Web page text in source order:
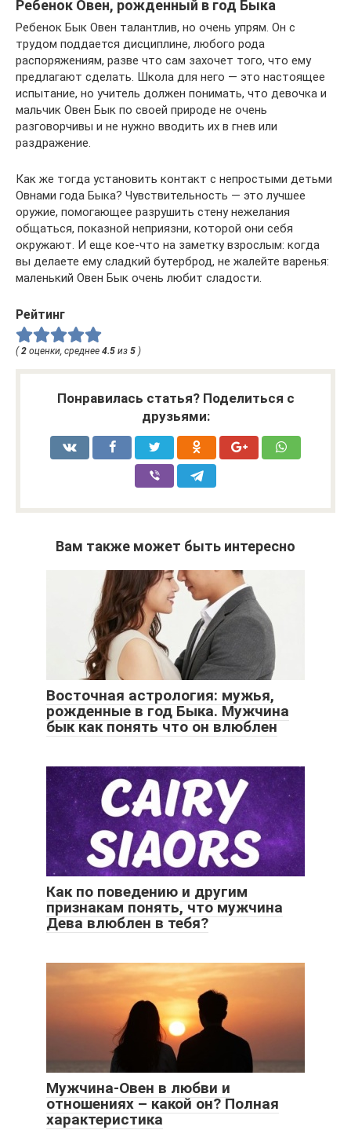
Ребенок Овен, рожденный в год Быка
Ребенок Бык Овен талантлив, но очень упрям. Он с
трудом поддается дисциплине, любого рода
распоряжениям, разве что сам захочет того, что ему
предлагают сделать. Школа для него — это настоящее
испытание, но учитель должен понимать, что девочка и
мальчик Овен Бык по своей природе не очень
разговорчивы и не нужно вводить их в гнев или
раздражение.
Как же тогда установить контакт с непростыми детьми
Овнами года Быка? Чувствительность — это лучшее
оружие, помогающее разрушить стену нежелания
общаться, показной неприязни, которой они себя
окружают. И еще кое-что на заметку взрослым: когда
вы делаете ему сладкий бутерброд, не жалейте варенья:
маленький Овен Бык очень любит сладости.
Рейтинг
( 2 оценки, среднее 4.5 из 5 )
Понравилась статья? Поделиться с
друзьями:
Вам также может быть интересно
Восточная астрология: мужья,
рожденные в год Быка. Мужчина
бык как понять что он влюблен
Как по поведению и другим
признакам понять, что мужчина
Дева влюблен в тебя?
Мужчина-Овен в любви и
отношениях – какой он? Полная
характеристика